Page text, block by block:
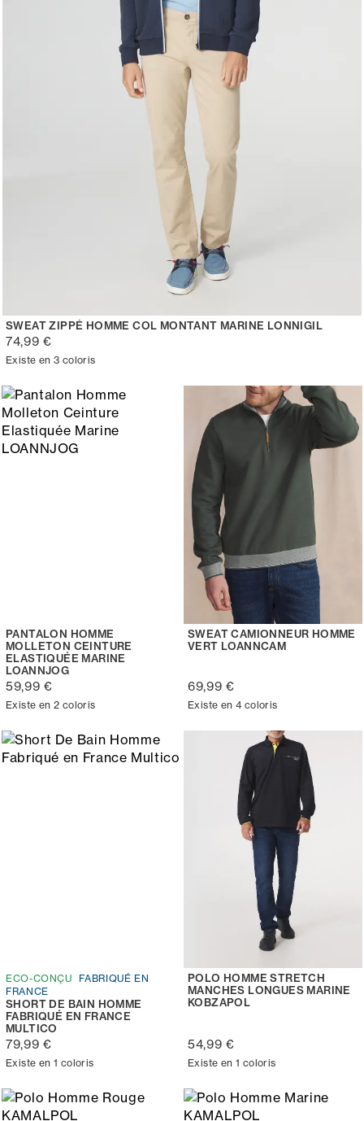
SWEAT ZIPPÉ HOMME COL MONTANT MARINE LONNIGIL
74,99 €
Existe en 3 coloris
PANTALON HOMME
MOLLETON CEINTURE
ELASTIQUÉE MARINE
LOANNJOG
59,99 €
Existe en 2 coloris
SWEAT CAMIONNEUR HOMME
VERT LOANNCAM
69,99 €
Existe en 4 coloris
ECO-CONÇU
FABRIQUÉ EN
FRANCE
SHORT DE BAIN HOMME
FABRIQUÉ EN FRANCE
MULTICO
79,99 €
Existe en 1 coloris
POLO HOMME STRETCH
MANCHES LONGUES MARINE
KOBZAPOL
54,99 €
Existe en 1 coloris